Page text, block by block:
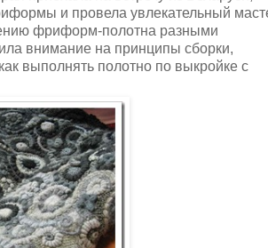
и провела увлекательный
фриформ-полотна разными
внимание на принципы сборки,
выполнять полотно по выкройке с